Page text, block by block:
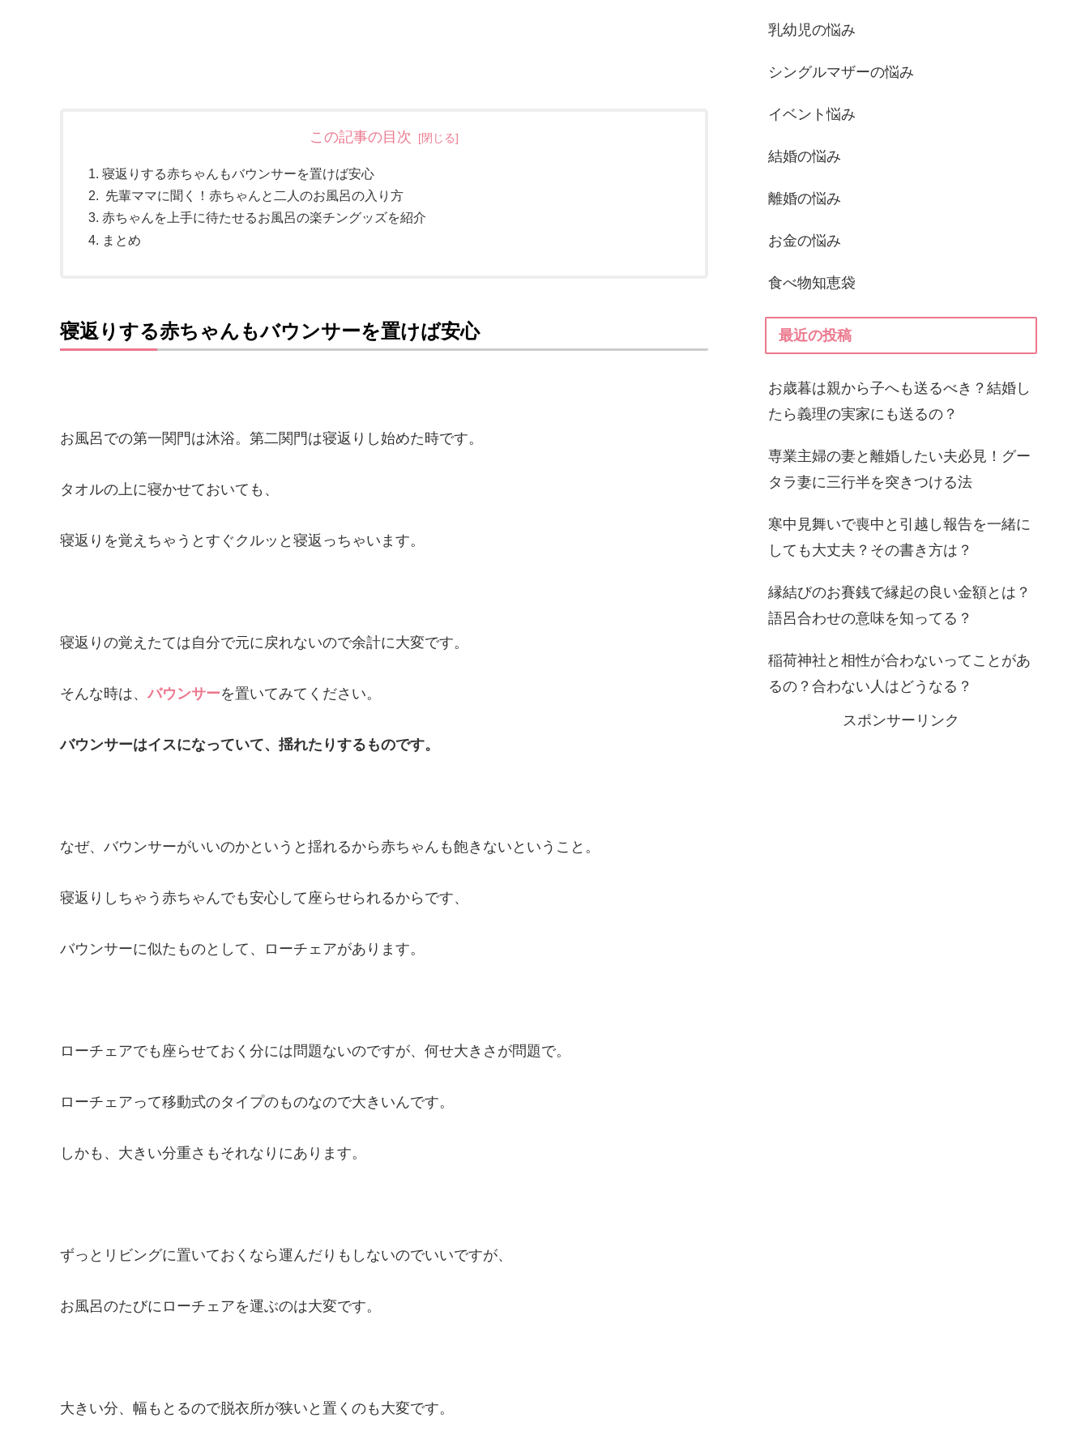
この記事の目次
寝返りする赤ちゃんもバウンサーを置けば安心
先輩ママに聞く！赤ちゃんと二人のお風呂の入り方
赤ちゃんを上手に待たせるお風呂の楽チングッズを紹介
まとめ
寝返りする赤ちゃんもバウンサーを置けば安心
お風呂での第一関門は沐浴。第二関門は寝返りし始めた時です。
タオルの上に寝かせておいても、
寝返りを覚えちゃうとすぐクルッと寝返っちゃいます。
寝返りの覚えたては自分で元に戻れないので余計に大変です。
そんな時は、 バウンサーを置いてみてください。
バウンサーはイスになっていて、揺れたりするものです。
なぜ、バウンサーがいいのかというと揺れるから赤ちゃんも飽きないということ。
寝返りしちゃう赤ちゃんでも安心して座らせられるからです、
バウンサーに似たものとして、ローチェアがあります。
ローチェアでも座らせておく分には問題ないのですが、何せ大きさが問題で。
ローチェアって移動式のタイプのものなので大きいんです。
しかも、大きい分重さもそれなりにあります。
ずっとリビングに置いておくなら運んだりもしないのでいいですが、
お風呂のたびにローチェアを運ぶのは大変です。
大きい分、幅もとるので脱衣所が狭いと置くのも大変です。
乳幼児の悩み
シングルマザーの悩み
イベント悩み
結婚の悩み
離婚の悩み
お金の悩み
食べ物知恵袋
最近の投稿
お歳暮は親から子へも送るべき？結婚し
たら義理の実家にも送るの？
専業主婦の妻と離婚したい夫必見！グー
タラ妻に三行半を突きつける法
寒中見舞いで喪中と引越し報告を一緒に
しても大丈夫？その書き方は？
縁結びのお賽銭で縁起の良い金額とは？
語呂合わせの意味を知ってる？
稲荷神社と相性が合わないってことがあ
るの？合わない人はどうなる？
スポンサーリンク